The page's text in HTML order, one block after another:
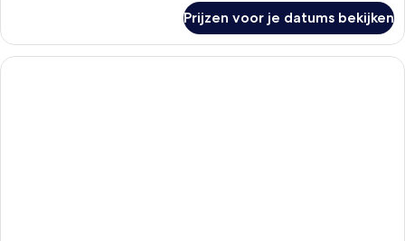
Club
Lounge
access
Suite
with
Airport
Prijzen voor je datums bekijken